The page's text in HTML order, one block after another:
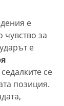
е
чувство за
е
се
позиция.